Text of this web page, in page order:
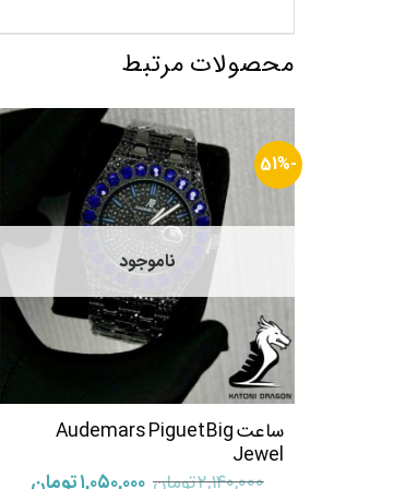
محصولات مرتبط
-51%
ناموجود
ساعت Audemars Piguet Big
Jewel
۲,۱۴۰,۰۰۰تومان قیمت
۱,۰۵۰,۰۰۰تومانقیمت